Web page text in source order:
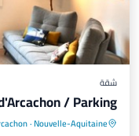
شقة
/ Parking
Nouvelle-Aquitaine
·
مواجه للمحيط